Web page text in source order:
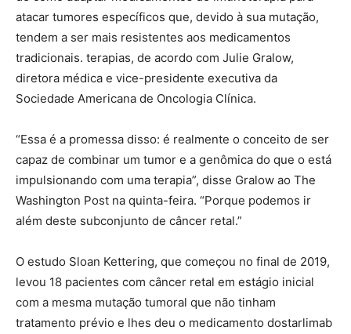
atacar tumores específicos que, devido à sua mutação,
tendem a ser mais resistentes aos medicamentos
tradicionais. terapias, de acordo com Julie Gralow,
diretora médica e vice-presidente executiva da
Sociedade Americana de Oncologia Clínica.
“Essa é a promessa disso: é realmente o conceito de ser
capaz de combinar um tumor e a genômica do que o está
impulsionando com uma terapia”, disse Gralow ao The
Washington Post na quinta-feira. “Porque podemos ir
além deste subconjunto de câncer retal.”
O estudo Sloan Kettering, que começou no final de 2019,
levou 18 pacientes com câncer retal em estágio inicial
com a mesma mutação tumoral que não tinham
tratamento prévio e lhes deu o medicamento dostarlimab